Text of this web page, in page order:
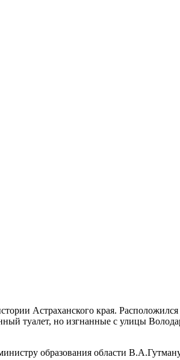
Астраханского края. Расположился
туалет, но изгнанные с улицы
образования области